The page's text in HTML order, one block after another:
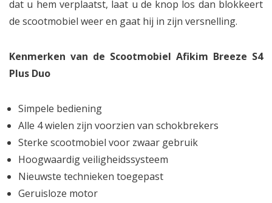
dat u hem verplaatst, laat u de knop los dan blokkeert
de scootmobiel weer en gaat hij in zijn versnelling.
Kenmerken van de Scootmobiel Afikim Breeze S4
Plus Duo
Simpele bediening
Alle 4 wielen zijn voorzien van schokbrekers
Sterke scootmobiel voor zwaar gebruik
Hoogwaardig veiligheidssysteem
Nieuwste technieken toegepast
Geruisloze motor